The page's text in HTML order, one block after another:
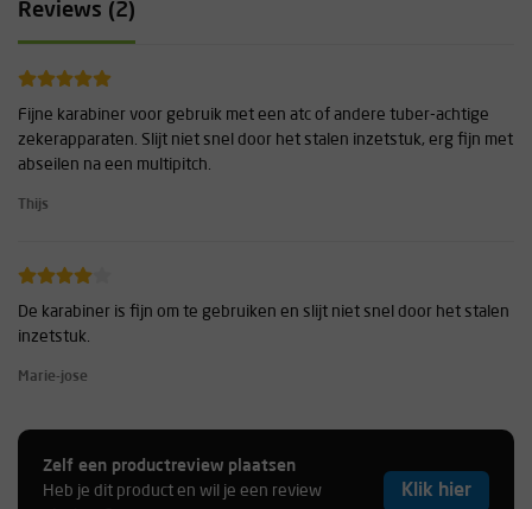
Reviews (2)
Fijne karabiner voor gebruik met een atc of andere tuber-achtige
zekerapparaten. Slijt niet snel door het stalen inzetstuk, erg fijn met
abseilen na een multipitch.
Thijs
De karabiner is fijn om te gebruiken en slijt niet snel door het stalen
inzetstuk.
Marie-jose
Zelf een productreview plaatsen
Heb je dit product en wil je een review
Klik hier